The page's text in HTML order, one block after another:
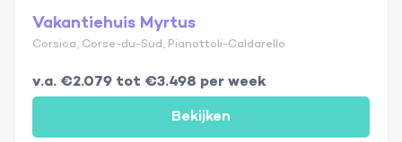
Vakantiehuis Myrtus
Corsica, Corse-du-Sud, Pianottoli-Caldarello
v.a. €2.079 tot €3.498 per week
Bekijken